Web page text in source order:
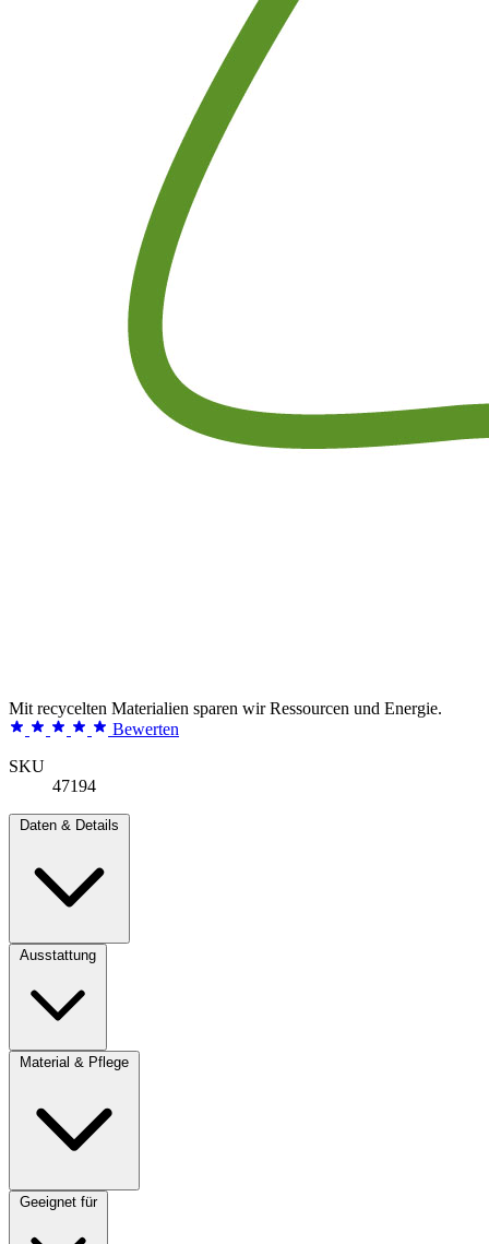
Mit recycelten Materialien sparen wir Ressourcen und Energie.
Bewerten
SKU
47194
Daten & Details
Ausstattung
Material & Pflege
Geeignet für